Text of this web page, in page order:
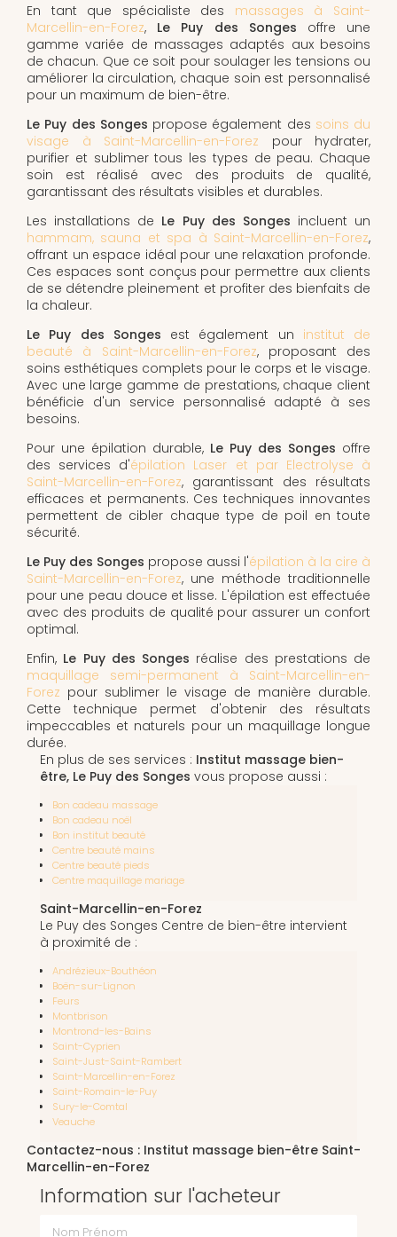
En tant que spécialiste des massages à Saint-
Marcellin-en-Forez, Le Puy des Songes offre une
gamme variée de massages adaptés aux besoins
de chacun. Que ce soit pour soulager les tensions ou
améliorer la circulation, chaque soin est personnalisé
pour un maximum de bien-être.
Le Puy des Songes propose également des soins du
visage à Saint-Marcellin-en-Forez pour hydrater,
purifier et sublimer tous les types de peau. Chaque
soin est réalisé avec des produits de qualité,
garantissant des résultats visibles et durables.
Les installations de Le Puy des Songes incluent un
hammam, sauna et spa à Saint-Marcellin-en-Forez,
offrant un espace idéal pour une relaxation profonde.
Ces espaces sont conçus pour permettre aux clients
de se détendre pleinement et profiter des bienfaits de
la chaleur.
Le Puy des Songes est également un institut de
beauté à Saint-Marcellin-en-Forez, proposant des
soins esthétiques complets pour le corps et le visage.
Avec une large gamme de prestations, chaque client
bénéficie d'un service personnalisé adapté à ses
besoins.
Pour une épilation durable, Le Puy des Songes offre
des services d'épilation Laser et par Electrolyse à
Saint-Marcellin-en-Forez, garantissant des résultats
efficaces et permanents. Ces techniques innovantes
permettent de cibler chaque type de poil en toute
sécurité.
Le Puy des Songes propose aussi l'épilation à la cire à
Saint-Marcellin-en-Forez, une méthode traditionnelle
pour une peau douce et lisse. L'épilation est effectuée
avec des produits de qualité pour assurer un confort
optimal.
Enfin, Le Puy des Songes réalise des prestations de
maquillage semi-permanent à Saint-Marcellin-en-
Forez pour sublimer le visage de manière durable.
Cette technique permet d'obtenir des résultats
impeccables et naturels pour un maquillage longue
durée.
En plus de ses services : Institut massage bien-
être, Le Puy des Songes vous propose aussi :
Bon cadeau massage
Bon cadeau noël
Bon institut beauté
Centre beauté mains
Centre beauté pieds
Centre maquillage mariage
Saint-Marcellin-en-Forez
Le Puy des Songes Centre de bien-être intervient
à proximité de :
Andrézieux-Bouthéon
Boën-sur-Lignon
Feurs
Montbrison
Montrond-les-Bains
Saint-Cyprien
Saint-Just-Saint-Rambert
Saint-Marcellin-en-Forez
Saint-Romain-le-Puy
Sury-le-Comtal
Veauche
Contactez-nous : Institut massage bien-être Saint-
Marcellin-en-Forez
Information sur l'acheteur